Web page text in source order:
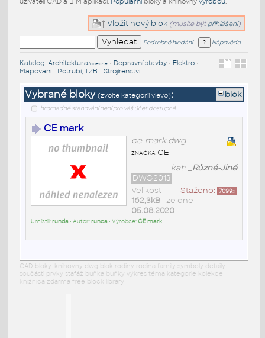
Vložit nový blok (musíte být přihlášeni)
Podrobné hledání Nápověda
Katalog: Architektura/obecné• Dopravní stavby• Elektro•
Mapování• Potrubí, TZB • Strojírenství
Vybrané bloky (zvolte kategorii vlevo): blok
hromadné stahování není pro váš účet dostupné
CE mark
ce-mark.dwg
značka CE
kat:_Různé-Jiné
DWG2013
Staženo: 7099x
Velikost
162,3kB• ze dne
05.08.2020
Umístil:runda • Autor:runda • Výrobce:CE mark
CAD bloky: knihovny dwg blok rodiny rodina family symboly detaily
součásti prvky stafáž buňka buňky výkres téma kategorie kolekce
knižnica zdarma free block library